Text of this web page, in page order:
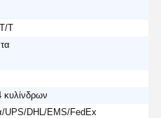
T
κυλίνδρων
DHL/EMS/FedEx